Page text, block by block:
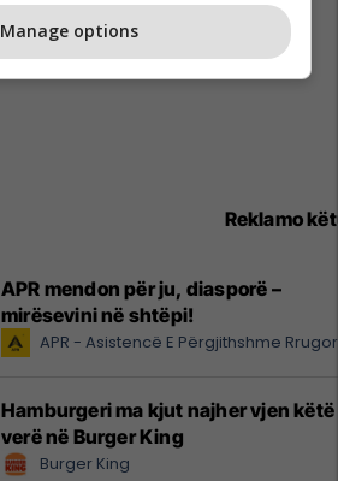
Reklamo
APR mendon për ju, diasporë –
mirësevini në shtëpi!
APR - Asistencë E Përgjithshme
Hamburgeri ma kjut najher vjen këtë
verë në Burger King
Burger King
Manage options